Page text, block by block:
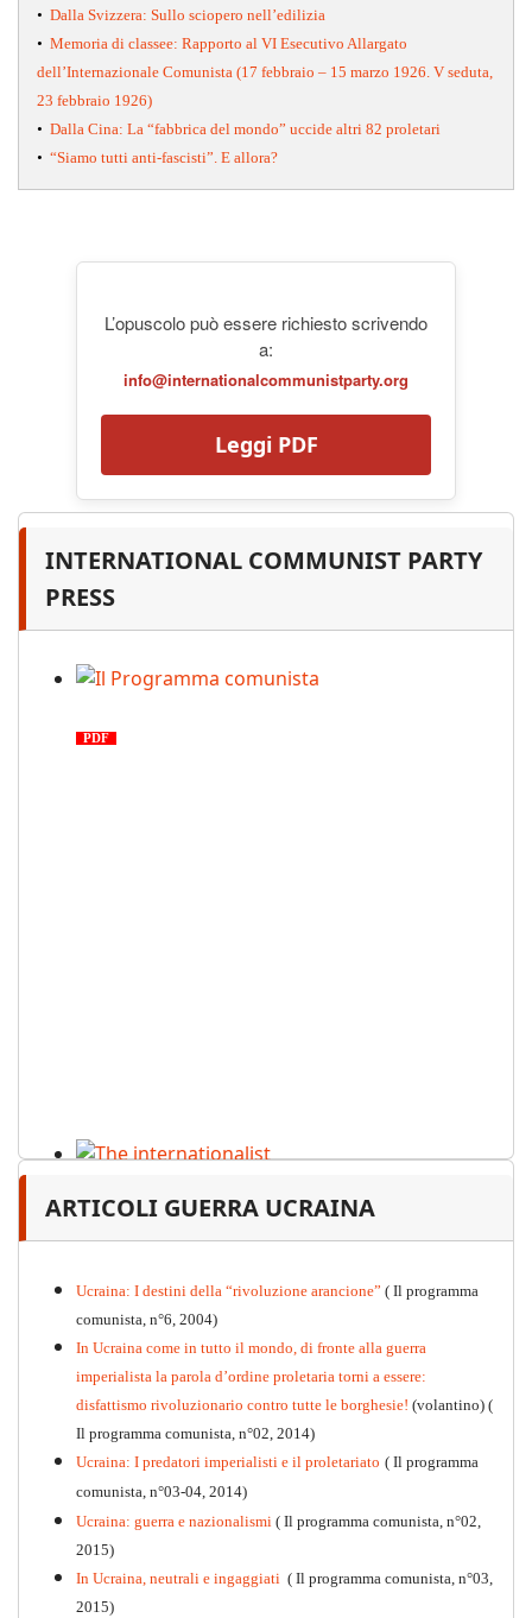
• Dalla Svizzera: Sullo sciopero nell’edilizia
• Memoria di classee: Rapporto al VI Esecutivo Allargato
dell’Internazionale Comunista (17 febbraio – 15 marzo 1926. V seduta,
23 febbraio 1926)
• Dalla Cina: La “fabbrica del mondo” uccide altri 82 proletari
• “Siamo tutti anti-fascisti”. E allora?
L’opuscolo può essere richiesto scrivendo
a:
info@internationalcommunistparty.org
Leggi PDF
INTERNATIONAL COMMUNIST PARTY
PRESS
PDF
PDF n.12, 2026
ARTICOLI GUERRA UCRAINA
Ucraina: I destini della “rivoluzione arancione” ( Il programma
comunista, n°6, 2004)
In Ucraina come in tutto il mondo, di fronte alla guerra
imperialista la parola d’ordine proletaria torni a essere:
disfattismo rivoluzionario contro tutte le borghesie! (volantino) (
Il programma comunista, n°02, 2014)
Ucraina: I predatori imperialisti e il proletariato ( Il programma
comunista, n°03-04, 2014)
Ucraina: guerra e nazionalismi ( Il programma comunista, n°02,
2015)
In Ucraina, neutrali e ingaggiati ( Il programma comunista, n°03,
2015)